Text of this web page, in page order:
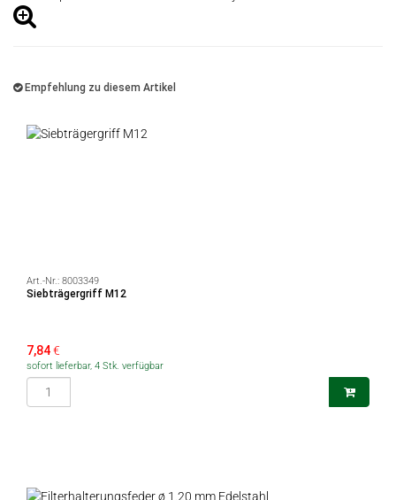
Empfehlung zu diesem Artikel
Art.-Nr.: 8003349
Siebträgergriff M12
7,84€
sofort lieferbar, 4 Stk. verfügbar